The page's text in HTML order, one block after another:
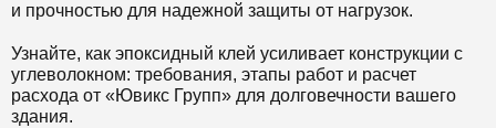
и прочностью для надежной защиты от нагрузок.
Узнайте, как эпоксидный клей усиливает конструкции с
углеволокном: требования, этапы работ и расчет
расхода от «Ювикс Групп» для долговечности вашего
здания.